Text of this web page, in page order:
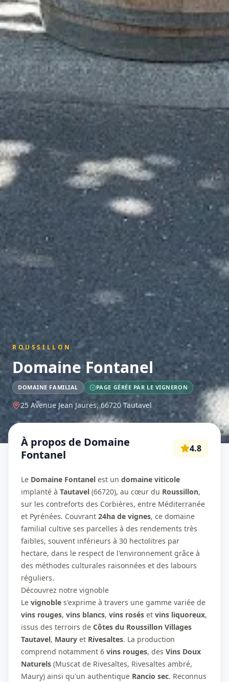
ROUSSILLON
Domaine Fontanel
DOMAINE FAMILIAL PAGE GÉRÉE PAR LE VIGNERON
25 Avenue Jean Jaures,66720 Tautavel
À propos de Domaine
Fontanel
4.8
Le Domaine Fontanel est un domaine viticole
implanté à Tautavel (66720), au cœur du Roussillon,
sur les contreforts des Corbières, entre Méditerranée
et Pyrénées. Couvrant 24ha de vignes, ce domaine
familial cultive ses parcelles à des rendements très
faibles, souvent inférieurs à 30 hectolitres par
hectare, dans le respect de l'environnement grâce à
des méthodes culturales raisonnées et des labours
réguliers.
Découvrez notre vignoble
Le vignoble s'exprime à travers une gamme variée de
vins rouges, vins blancs, vins rosés et vins liquoreux,
issus des terroirs de Côtes du Roussillon Villages
Tautavel, Maury et Rivesaltes. La production
comprend notamment 6 vins rouges, des Vins Doux
Naturels (Muscat de Rivesaltes, Rivesaltes ambré,
Maury) ainsi qu'un authentique Rancio sec. Reconnus